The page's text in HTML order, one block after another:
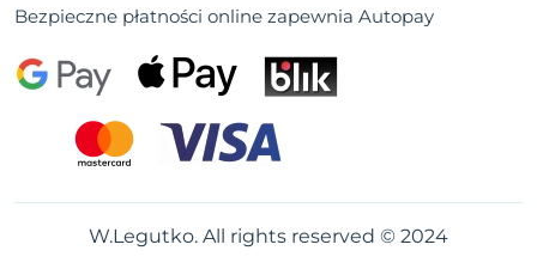
Bezpieczne płatności online zapewnia Autopay
W.Legutko. All rights reserved © 2024